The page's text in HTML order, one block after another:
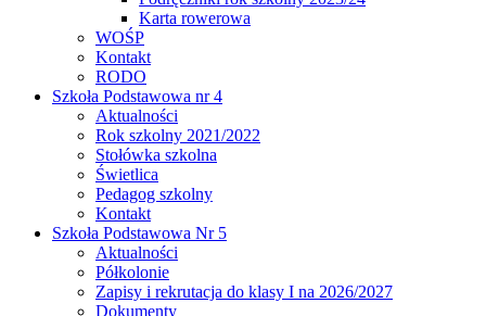
Karta rowerowa
WOŚP
Kontakt
RODO
Szkoła Podstawowa nr 4
Aktualności
Rok szkolny 2021/2022
Stołówka szkolna
Świetlica
Pedagog szkolny
Kontakt
Szkoła Podstawowa Nr 5
Aktualności
Półkolonie
Zapisy i rekrutacja do klasy I na 2026/2027
Dokumenty